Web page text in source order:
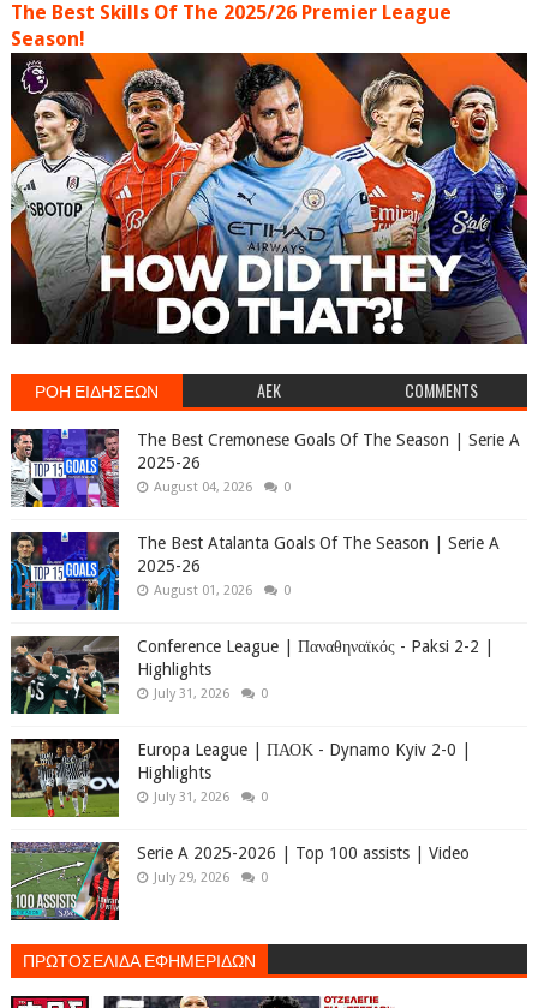
The Best Skills Of The 2025/26 Premier League
Season!
ΡΟΗ ΕΙΔΗΣΕΩΝ AEK COMMENTS
The Best Cremonese Goals Of The Season | Serie A
2025-26
August 04, 2026 0
The Best Atalanta Goals Of The Season | Serie A
2025-26
August 01, 2026 0
Conference League | Παναθηναϊκός - Paksi 2-2 |
Highlights
July 31, 2026 0
Europa League | ΠΑΟΚ - Dynamo Kyiv 2-0 |
Highlights
July 31, 2026 0
Serie A 2025-2026 | Top 100 assists | Video
July 29, 2026 0
ΠΡΩΤΟΣΕΛΙΔΑ ΕΦΗΜΕΡΙΔΩΝ